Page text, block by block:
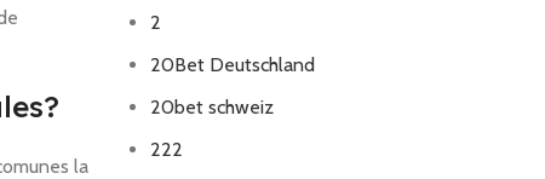
la
2
20Bet Deutschland
20bet schweiz
222